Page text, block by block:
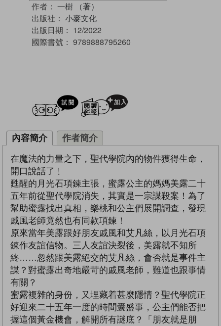
作者： 一樹 （著）
出版社： 小麥文化
出版日期： 12/2022
國際書號： 9789888795260
試閲
內容簡介 作者簡介
在魔法的力量之下，聖代學院內的物件獲得生命，
開口說話了﹗
甦醒的月光石項鍊主張，蜜露公主的媽媽美露二十
五年前從聖代學院消失，其實是一宗謀殺案！為了
幫助蜜露找出真相，樂桃和公主們展開調查，發現
戚風老師竟然也有同款項鍊！
原來當年美露跟好朋友戚風和艾凡絲，以月光石項
鍊作友誼信物。三人友誼決裂後，美露就不知所
終……忽然跟美露絕交的艾凡絲，會否就是事件主
謀？對蜜露出奇地嚴苛的戚風老師，難道也跟事情
有關？
蜜露複雜的身份，又埋藏着甚麼隱情？聖代學院正
好迎來二十五年一度的時間囊盛事，公主們能否把
握這個黃金機會，解開所有謎底？「朋友就是朋